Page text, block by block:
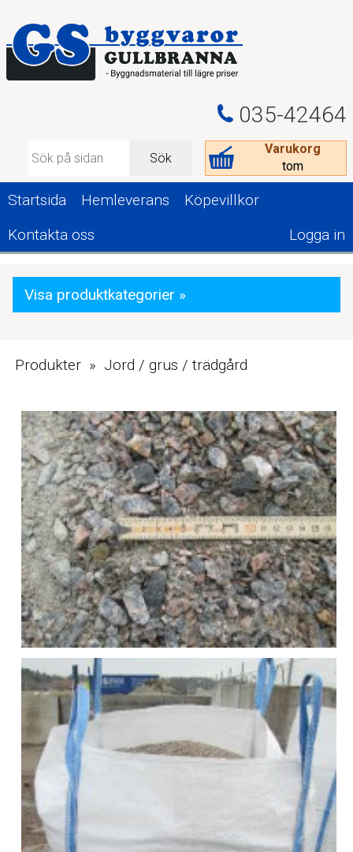
035-42464
Varukorg
tom
Sök
Startsida Hemleverans
Köpevillkor
Kontakta oss
Logga in
Visa produktkategorier »
Produkter » Jord / grus / trädgård